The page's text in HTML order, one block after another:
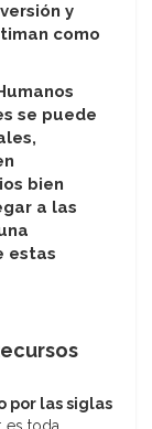
y
como
se puede
bien
a las
estas
por las siglas